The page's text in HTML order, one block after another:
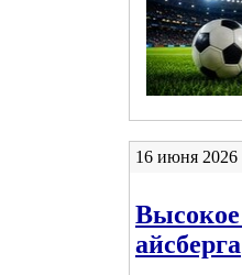
16 июня 2026
айсберга